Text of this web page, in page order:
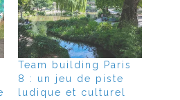
Team building Paris
8 : un jeu de piste
ludique et culturel